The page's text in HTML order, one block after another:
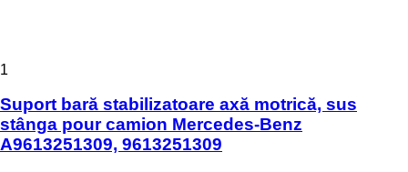
1
Suport bară stabilizatoare axă motrică, sus
stânga pour camion Mercedes-Benz
A9613251309, 9613251309